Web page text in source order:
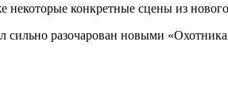
конкретные сцены из
разочарован новыми